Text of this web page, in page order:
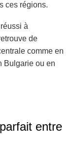
ces régions.
à
de
comme en
Bulgarie ou en
entre